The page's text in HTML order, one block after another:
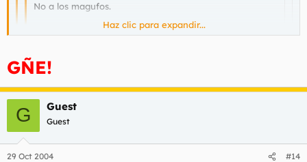
No a los magufos.
Dejen ya de creer en estas cosas y dar pábulo a esta
que coño es un magufo?
tu cara cuando te la enchufo
un saludo
Haz clic para expandir...
GÑE!
G Guest
Guest
29 Oct 2004 #14